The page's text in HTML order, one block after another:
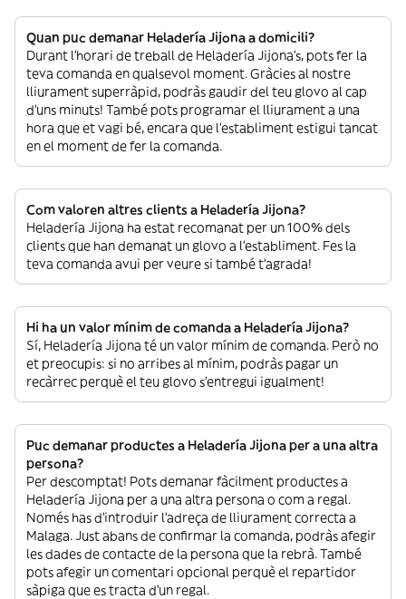
Quan puc demanar Heladería Jijona a domicili?
Durant l’horari de treball de Heladería Jijona’s, pots fer la
teva comanda en qualsevol moment. Gràcies al nostre
lliurament superràpid, podràs gaudir del teu glovo al cap
d’uns minuts! També pots programar el lliurament a una
hora que et vagi bé, encara que l’establiment estigui tancat
en el moment de fer la comanda.
Com valoren altres clients a Heladería Jijona?
Heladería Jijona ha estat recomanat per un 100% dels
clients que han demanat un glovo a l’establiment. Fes la
teva comanda avui per veure si també t’agrada!
Hi ha un valor mínim de comanda a Heladería Jijona?
Sí, Heladería Jijona té un valor mínim de comanda. Però no
et preocupis: si no arribes al mínim, podràs pagar un
recàrrec perquè el teu glovo s’entregui igualment!
Puc demanar productes a Heladería Jijona per a una altra
persona?
Per descomptat! Pots demanar fàcilment productes a
Heladería Jijona per a una altra persona o com a regal.
Només has d’introduir l’adreça de lliurament correcta a
Malaga. Just abans de confirmar la comanda, podràs afegir
les dades de contacte de la persona que la rebrà. També
pots afegir un comentari opcional perquè el repartidor
sàpiga que es tracta d’un regal.